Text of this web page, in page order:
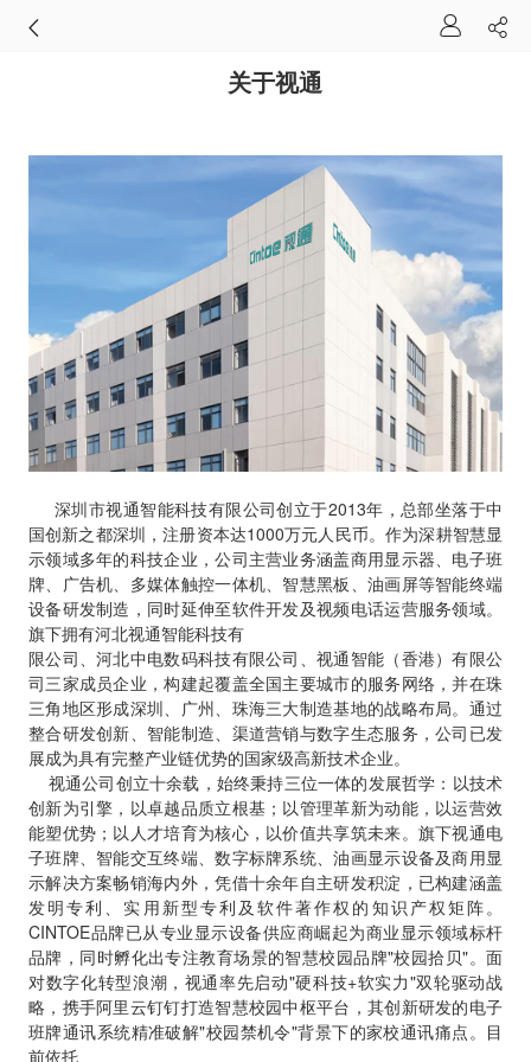
关于视通
深圳市视通智能科技有限公司创立于2013年，总部坐落于中
国创新之都深圳，注册资本达1000万元人民币。作为深耕智慧显
示领域多年的科技企业，公司主营业务涵盖商用显示器、电子班
牌、广告机、多媒体触控一体机、智慧黑板、油画屏等智能终端
设备研发制造，同时延伸至软件开发及视频电话运营服务领域。
旗下拥有河北视通智能科技有
限公司、河北中电数码科技有限公司、视通智能（香港）有限公
司三家成员企业，构建起覆盖全国主要城市的服务网络，并在珠
三角地区形成深圳、广州、珠海三大制造基地的战略布局。通过
整合研发创新、智能制造、渠道营销与数字生态服务，公司已发
展成为具有完整产业链优势的国家级高新技术企业。
视通公司创立十余载，始终秉持三位一体的发展哲学：以技术
创新为引擎，以卓越品质立根基；以管理革新为动能，以运营效
能塑优势；以人才培育为核心，以价值共享筑未来。旗下视通电
子班牌、智能交互终端、数字标牌系统、油画显示设备及商用显
示解决方案畅销海内外，凭借十余年自主研发积淀，已构建涵盖
发明专利、实用新型专利及软件著作权的知识产权矩阵。
CINTOE品牌已从专业显示设备供应商崛起为商业显示领域标杆
品牌，同时孵化出专注教育场景的智慧校园品牌"校园拾贝"。面
对数字化转型浪潮，视通率先启动"硬科技+软实力"双轮驱动战
略，携手阿里云钉钉打造智慧校园中枢平台，其创新研发的电子
班牌通讯系统精准破解"校园禁机令"背景下的家校通讯痛点。目
前依托